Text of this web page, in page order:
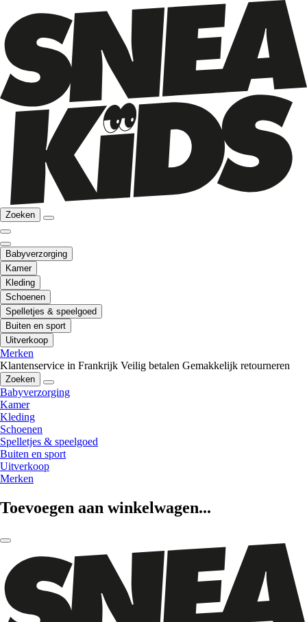
Zoeken
Babyverzorging
Kamer
Kleding
Schoenen
Spelletjes & speelgoed
Buiten en sport
Uitverkoop
Merken
Klantenservice in Frankrijk Veilig betalen Gemakkelijk retourneren
Zoeken
Babyverzorging
Kamer
Kleding
Schoenen
Spelletjes & speelgoed
Buiten en sport
Uitverkoop
Merken
Toevoegen aan winkelwagen...